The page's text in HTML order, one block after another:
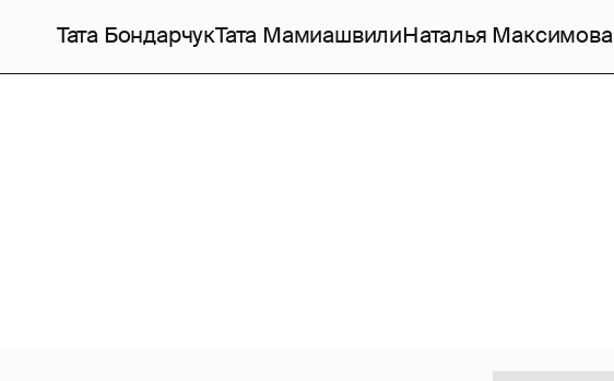
Тата БондарчукТата МамиашвилиНаталья Максимова